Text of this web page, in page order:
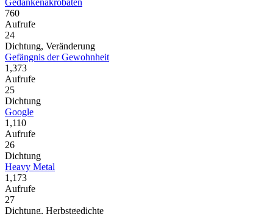
Gedankenakrobaten
760
Aufrufe
24
Dichtung, Veränderung
Gefängnis der Gewohnheit
1,373
Aufrufe
25
Dichtung
Google
1,110
Aufrufe
26
Dichtung
Heavy Metal
1,173
Aufrufe
27
Dichtung, Herbstgedichte